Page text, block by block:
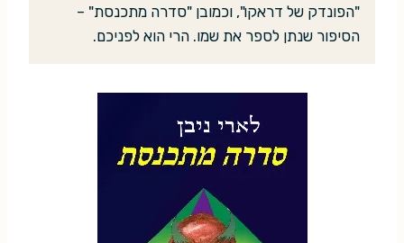
"הפונדק של דראקו", וכמובן "סדרה מתכנסת" –
הסיפור שנתן לספר את שמו. הרי הוא לפניכם.